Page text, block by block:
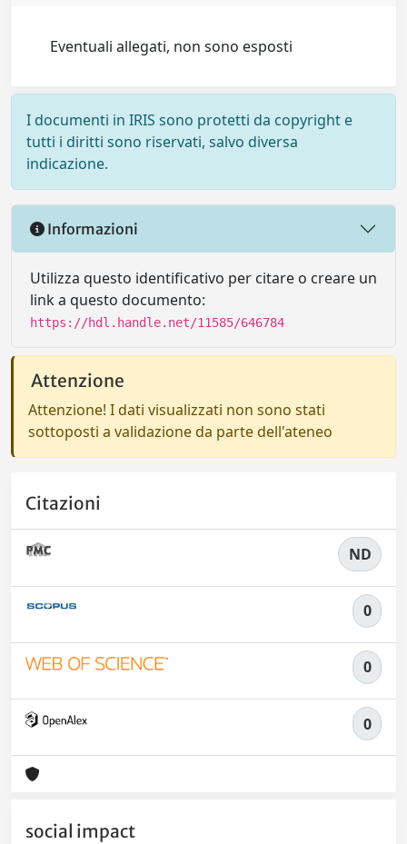
Eventuali allegati, non sono esposti
I documenti in IRIS sono protetti da copyright e
tutti i diritti sono riservati, salvo diversa
indicazione.
Informazioni
Utilizza questo identificativo per citare o creare un
link a questo documento:
https://hdl.handle.net/11585/646784
Attenzione
Attenzione! I dati visualizzati non sono stati
sottoposti a validazione da parte dell'ateneo
Citazioni
ND
0
0
0
social impact